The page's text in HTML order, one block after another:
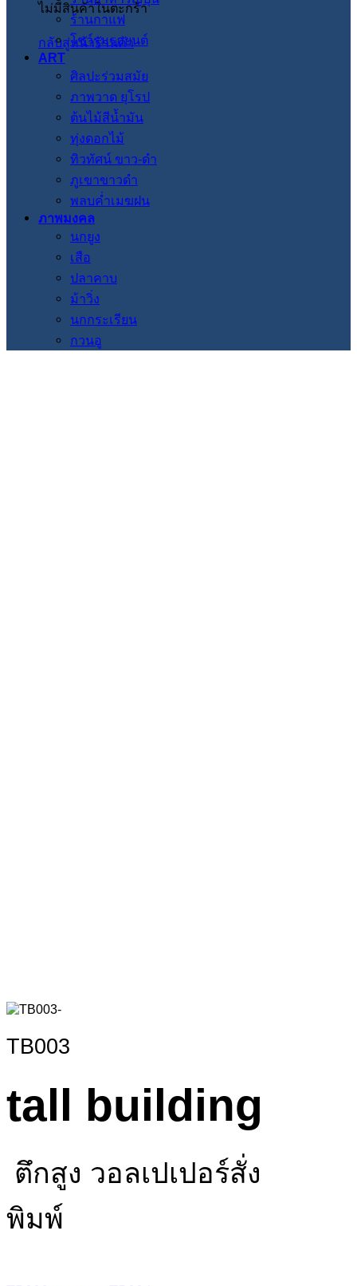
ไม่มีสินค้าในตะกร้า
กลับสู่หน้าร้านค้า
ร้านกาแฟ
โชว์รูมรถยนต์
ART
ศิลปะร่วมสมัย
ภาพวาด ยุโรป
ต้นไม้สีน้ำมัน
ทุ่งดอกไม้
ทิวทัศน์ ขาว-ดำ
ภูเขาขาวดำ
พลบค่ำเมฆฝน
ภาพมงคล
นกยูง
เสือ
ปลาคาบ
ม้าวิ่ง
นกกระเรียน
กวนอู
TB003
tall building
ตึกสูง วอลเปเปอร์สั่ง
พิมพ์